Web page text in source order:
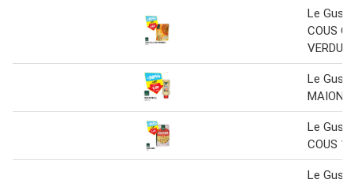
Le
COUS
Le Gusto
Le
COUS 1
Le